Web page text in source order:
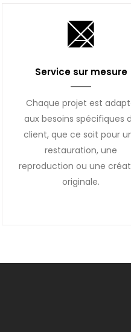
Service sur mesure
Chaque projet est
aux besoins spécifiques
client, que ce soit pour
restauration, une
reproduction ou une
originale.